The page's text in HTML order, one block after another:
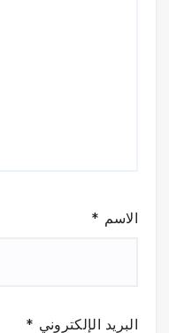
الاسم *
البريد الإلكتروني *